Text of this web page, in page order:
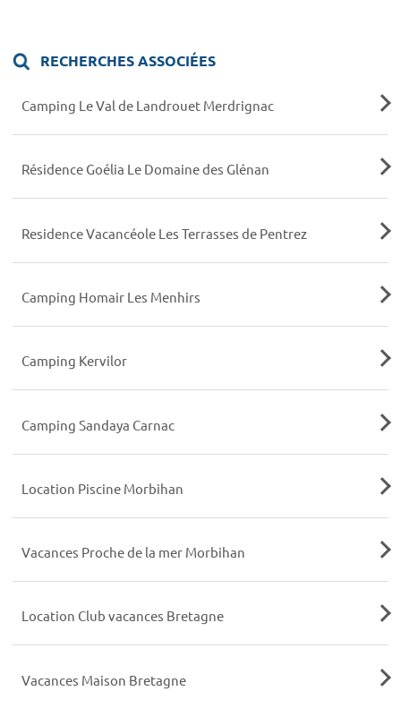
RECHERCHES ASSOCIÉES
Camping Le Val de Landrouet Merdrignac
Résidence Goélia Le Domaine des Glénan
Residence Vacancéole Les Terrasses de Pentrez
Camping Homair Les Menhirs
Camping Kervilor
Camping Sandaya Carnac
Location Piscine Morbihan
Vacances Proche de la mer Morbihan
Location Club vacances Bretagne
Vacances Maison Bretagne